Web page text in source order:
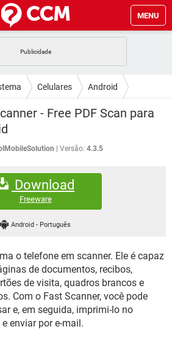
MENU
FACEBOOK
EXCEL
WHATSAPP
FACEBOOK
EXCEL
GMAIL
FACEBOOK
EXCEL
GMAIL
WHATSAPP
GMAIL
Celulares Android
- Free PDF Scan para
Versão: 4.3.5
Download
Freeware
Android - Português
o telefone em scanner. Ele é capaz
de documentos, recibos,
de visita, quadros brancos e
Com o Fast Scanner, você pode
e, em seguida, imprimi-lo no
enviar por e-mail.